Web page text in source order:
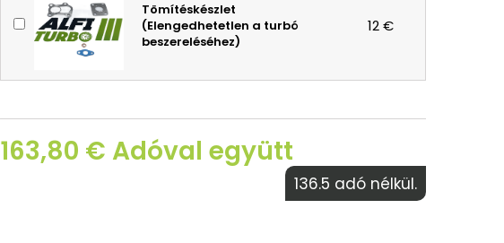
Tömítéskészlet
(Elengedhetetlen a turbó
beszereléséhez)
12 €
163,80 € Adóval együtt
136.5 adó nélkül.